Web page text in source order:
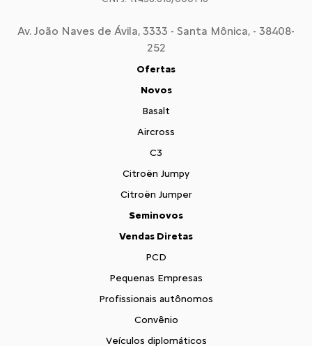
Av. João Naves de Ávila, 3333 - Santa Mônica, - 38408-
252
Ofertas
Novos
Basalt
Aircross
C3
Citroën Jumpy
Citroën Jumper
Seminovos
Vendas Diretas
PCD
Pequenas Empresas
Profissionais autônomos
Convênio
Veículos diplomáticos